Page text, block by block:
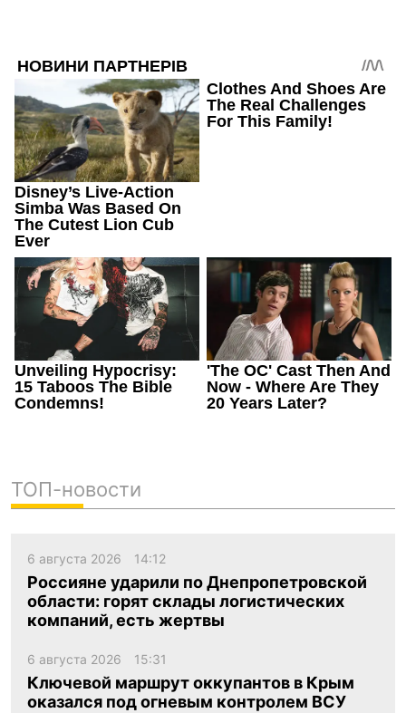
ТОП-новости
6 августа 2026 14:12
Россияне ударили по Днепропетровской
области: горят склады логистических
компаний, есть жертвы
6 августа 2026 15:31
Ключевой маршрут оккупантов в Крым
оказался под огневым контролем ВСУ